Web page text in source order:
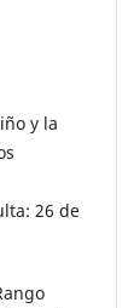
y la
26 de